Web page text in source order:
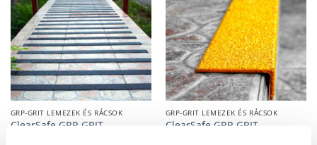
GRP-GRIT LEMEZEK ÉS RÁCSOK
ClearSafe GRP-GRIT
GRP-GRIT LEMEZEK ÉS RÁCSOK
ClearSafe GRP-GRIT